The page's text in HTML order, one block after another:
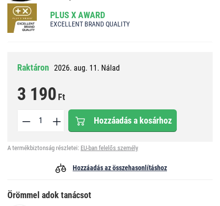
PLUS X AWARD
EXCELLENT BRAND QUALITY
Raktáron 2026. aug. 11. Nálad
3 190 Ft
Hozzáadás a kosárhoz
A termékbiztonság részletei: EU-ban felelős személy
Hozzáadás az összehasonlításhoz
Örömmel adok tanácsot